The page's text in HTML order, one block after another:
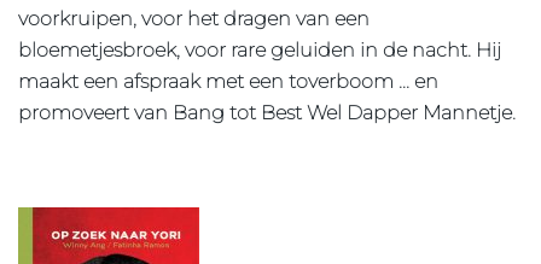
voorkruipen, voor het dragen van een
bloemetjesbroek, voor rare geluiden in de nacht. Hij
maakt een afspraak met een toverboom … en
promoveert van Bang tot Best Wel Dapper Mannetje.